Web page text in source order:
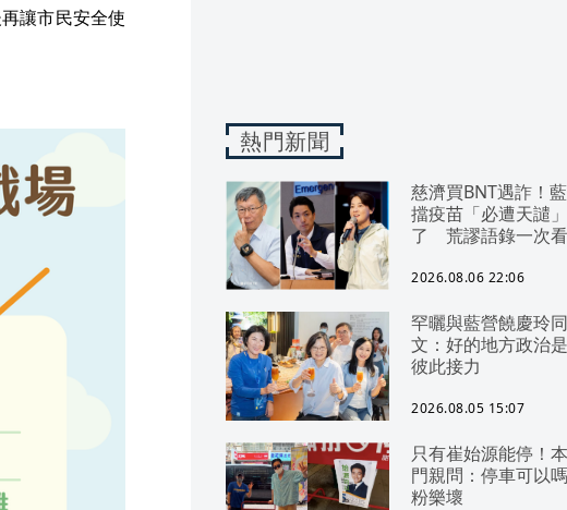
讓市民安全使
熱門新聞
慈濟買BNT遇詐！
擋疫苗「必遭天譴
了 荒謬語錄一次看
2026.08.06 22:06
罕曬與藍營饒慶玲
文：好的地方政治是
彼此接力
2026.08.05 15:07
只有崔始源能停！
門親問：停車可以
粉樂壞